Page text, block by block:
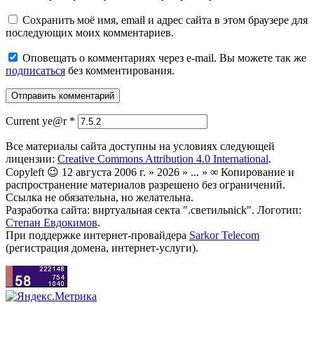
Сохранить моё имя, email и адрес сайта в этом браузере для
последующих моих комментариев.
Оповещать о комментариях через e-mail. Вы можете так же
подписаться без комментирования.
Current ye@r *
Все материалы сайта доступны на условиях следующей
лицензии: Creative Commons Attribution 4.0 International.
Copyleft 😉 12 августа 2006 г. » 2026 » ... » ∞ Копирование и
распространение материалов разрешено без ограничений.
Ссылка не обязательна, но желательна.
Разработка сайта: виртуальная секта ".светильnick". Логотип:
Степан Евдокимов.
При поддержке интернет-провайдера Sarkor Telecom
(регистрация домена, интернет-услуги).